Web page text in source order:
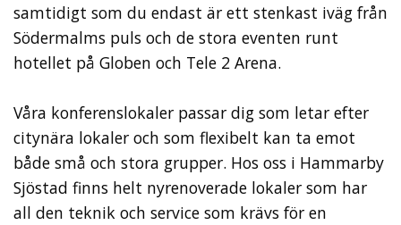
samtidigt som du endast är ett stenkast iväg från
Södermalms puls och de stora eventen runt
hotellet på Globen och Tele 2 Arena.
Våra konferenslokaler passar dig som letar efter
citynära lokaler och som flexibelt kan ta emot
både små och stora grupper. Hos oss i Hammarby
Sjöstad finns helt nyrenoverade lokaler som har
all den teknik och service som krävs för en